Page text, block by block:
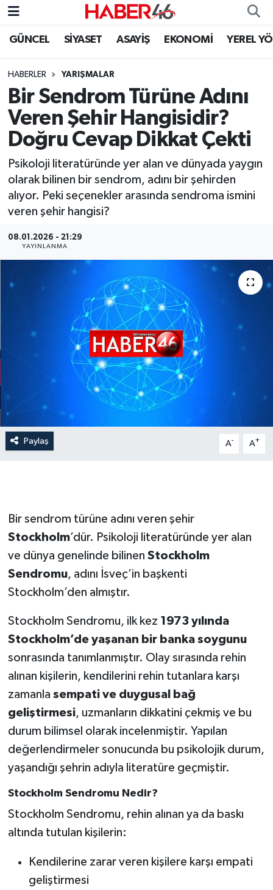
GÜNCEL SİYASET ASAYİŞ EKONOMİ YEREL
HABERLER YARIŞMALAR
Bir Sendrom Türüne Adını
Veren Şehir Hangisidir?
Doğru Cevap Dikkat Çekti
Psikoloji literatüründe yer alan ve dünyada yaygın
olarak bilinen bir sendrom, adını bir şehirden
alıyor. Peki seçenekler arasında sendroma ismini
veren şehir hangisi?
08.01.2026 - 21:29
YAYINLANMA
Paylaş A- A+
Bir sendrom türüne adını veren şehir
Stockholm’dür. Psikoloji literatüründe yer alan
ve dünya genelinde bilinen Stockholm
Sendromu, adını İsveç’in başkenti
Stockholm’den almıştır.
Stockholm Sendromu, ilk kez 1973 yılında
Stockholm’de yaşanan bir banka soygunu
sonrasında tanımlanmıştır. Olay sırasında rehin
alınan kişilerin, kendilerini rehin tutanlara karşı
zamanla sempati ve duygusal bağ
geliştirmesi, uzmanların dikkatini çekmiş ve bu
durum bilimsel olarak incelenmiştir. Yapılan
değerlendirmeler sonucunda bu psikolojik durum,
yaşandığı şehrin adıyla literatüre geçmiştir.
Stockholm Sendromu Nedir?
Stockholm Sendromu, rehin alınan ya da baskı
altında tutulan kişilerin:
Kendilerine zarar veren kişilere karşı empati
geliştirmesi
GÜNCEL
SİYASET
EKONOMİ
SPOR
YAŞAM
TEKNOLOJİ
SAĞLIK
İLÇE HABERLERİ
KÜLTÜR-SANAT
ROPORTAJ
MAGAZİN
YEREL YÖNETİM
SEÇİM 2011
BİLİMNET
Yemek
SİVİL TOPLUM
SEÇİM 2014
KİM KİMDİR
ÇEK GÖNDER
KİTAP
HEDEF2020
OTOMOBİL
Nöbetçi Eczaneler
Hava Durumu
Kahramanmaraş Namaz Vakitleri
Trafik Durumu
Süper Lig Puan Durumu ve Fikstür
Tüm Manşetler
Son Dakika Haberleri
Haber Arşivi